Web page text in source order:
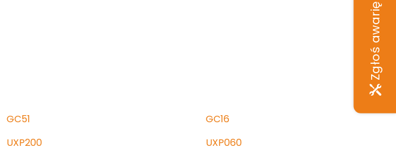
GC51
GC16
UXP200
UXP060
Zgłoś awarię